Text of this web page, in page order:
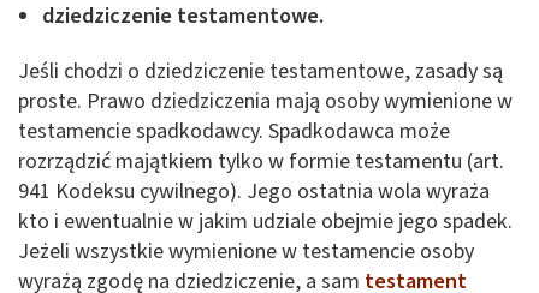
dziedziczenie testamentowe.
Jeśli chodzi o dziedziczenie testamentowe, zasady są
proste. Prawo dziedziczenia mają osoby wymienione w
testamencie spadkodawcy. Spadkodawca może
rozrządzić majątkiem tylko w formie testamentu (art.
941 Kodeksu cywilnego). Jego ostatnia wola wyraża
kto i ewentualnie w jakim udziale obejmie jego spadek.
Jeżeli wszystkie wymienione w testamencie osoby
wyrażą zgodę na dziedziczenie, a sam testament